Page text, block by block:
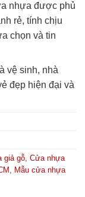
nhựa được phủ
rẻ, tính chịu
chọn và tin
vệ sinh, nhà
đẹp hiện đại và
giả gỗ, Cửa nhựa
, Mẫu cửa nhựa